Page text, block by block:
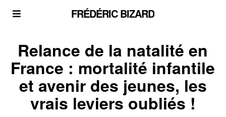
FRÉDÉRIC BIZARD
Relance de la natalité en
France : mortalité infantile
et avenir des jeunes, les
vrais leviers oubliés !